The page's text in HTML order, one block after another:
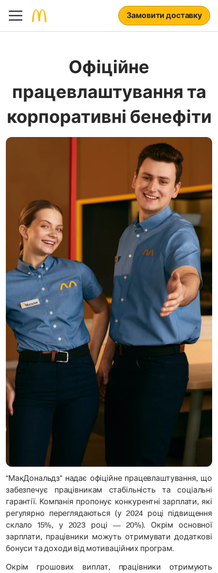
Замовити доставку
Офіційне
працевлаштування та
корпоративні бенефіти
“МакДональдз” надає офіційне працевлаштування, що
забезпечує працівникам стабільність та соціальні
гарантії. Компанія пропонує конкурентні зарплати, які
регулярно переглядаються (у 2024 році підвищення
склало 15%, у 2023 році — 20%). Окрім основної
зарплати, працівники можуть отримувати додаткові
бонуси та доходи від мотиваційних програм.
Окрім грошових виплат, працівники отримують